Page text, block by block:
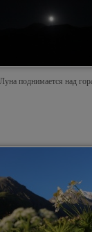
Луна поднимается над